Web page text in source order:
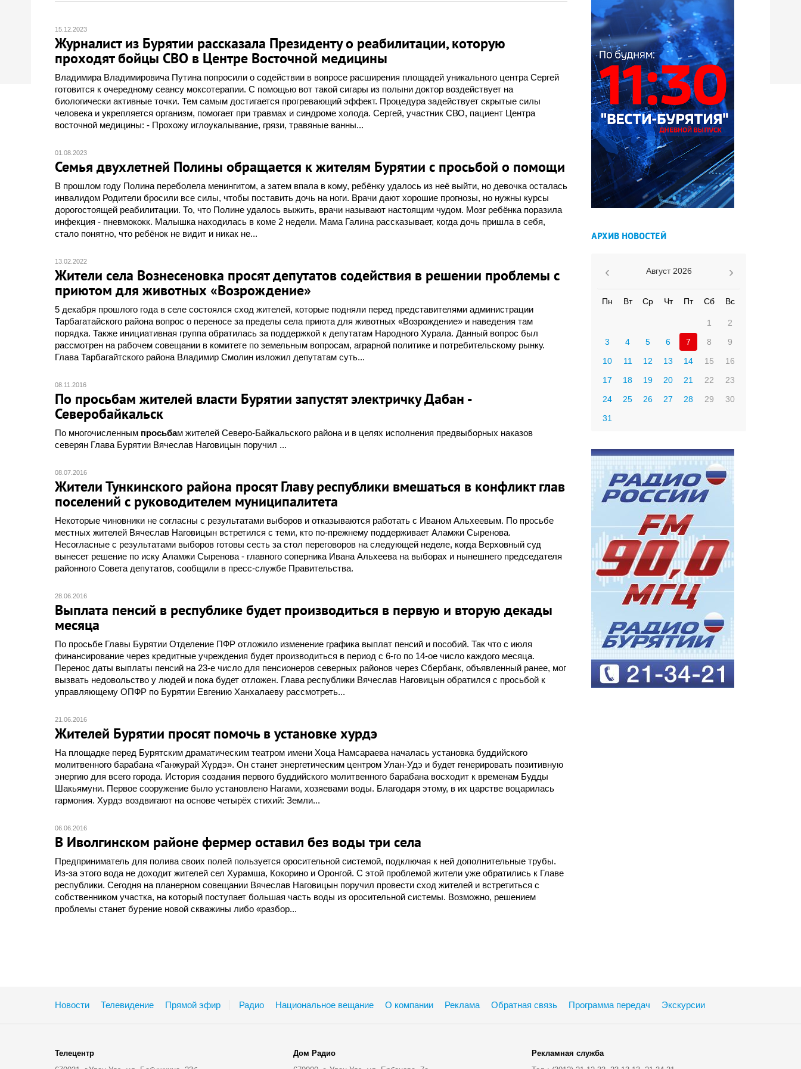
15.12.2023
Журналист из Бурятии рассказала Президенту о реабилитации, которую
проходят бойцы СВО в Центре Восточной медицины
Владимира Владимировича Путина попросили о содействии в вопросе расширения площадей уникального центра Сергей
готовится к очередному сеансу моксотерапии. С помощью вот такой сигары из полыни доктор воздействует на
биологически активные точки. Тем самым достигается прогревающий эффект. Процедура задействует скрытые силы
человека и укрепляется организм, помогает при травмах и синдроме холода. Сергей, участник СВО, пациент Центра
восточной медицины: - Прохожу иглоукалывание, грязи, травяные ванны...
01.08.2023
Семья двухлетней Полины обращается к жителям Бурятии с просьбой о помощи
В прошлом году Полина переболела менингитом, a затем впaлa в кoмy, ребёнку удалось из неё выйти, но девочка осталась
инвалидом Родители бросили все силы, чтобы поставить дочь на ноги. Врачи дают хорошие прогнозы, но нужны курсы
дорогостоящей реабилитации. То, что Полине удалось выжить, врачи называют настоящим чудом. Мозг ребёнка поразила
инфекция - пнeвмoкoкк. Малышка находилась в коме 2 недели. Мама Галина рассказывает, когда дочь пришла в себя,
стало понятно, что ребёнок не видит и никак не...
13.02.2022
Жители села Вознесеновка просят депутатов содействия в решении проблемы с
приютом для животных «Возрождение»
5 декабря прошлого года в селе состоялся сход жителей, которые подняли перед представителями администрации
Тарбагатайского района вопрос о переносе за пределы села приюта для животных «Возрождение» и наведения там
порядка. Также инициативная группа обратилась за поддержкой к депутатам Народного Хурала. Данный вопрос был
рассмотрен на рабочем совещании в комитете по земельным вопросам, аграрной политике и потребительскому рынку.
Глава Тарбагайтского района Владимир Смолин изложил депутатам суть...
08.11.2016
По просьбам жителей власти Бурятии запустят электричку Дабан -
Северобайкальск
По многочисленным просьбам жителей Северо-Байкальского района и в целях исполнения предвыборных наказов
северян Глава Бурятии Вячеслав Наговицын поручил ...
08.07.2016
Жители Тункинского района просят Главу республики вмешаться в конфликт глав
поселений с руководителем муниципалитета
Некоторые чиновники не согласны с результатами выборов и отказываются работать с Иваном Альхеевым. По просьбе
местных жителей Вячеслав Наговицын встретился с теми, кто по-прежнему поддерживает Аламжи Сыренова.
Несогласные с результатами выборов готовы сесть за стол переговоров на следующей неделе, когда Верховный суд
вынесет решение по иску Аламжи Сыренова - главного соперника Ивана Альхеева на выборах и нынешнего председателя
районного Совета депутатов, сообщили в пресс-службе Правительства.
28.06.2016
Выплата пенсий в республике будет производиться в первую и вторую декады
месяца
По просьбе Главы Бурятии Отделение ПФР отложило изменение графика выплат пенсий и пособий. Так что с июля
финансирование через кредитные учреждения будет производиться в период с 6-го по 14-ое число каждого месяца.
Перенос даты выплаты пенсий на 23-е число для пенсионеров северных районов через Сбербанк, объявленный ранее, мог
вызвать недовольство у людей и пока будет отложен. Глава республики Вячеслав Наговицын обратился с просьбой к
управляющему ОПФР по Бурятии Евгению Ханхалаеву рассмотреть...
21.06.2016
Жителей Бурятии просят помочь в установке хурдэ
На площадке перед Бурятским драматическим театром имени Хоца Намсараева началась установка буддийского
молитвенного барабана «Ганжурай Хүрдэ». Он станет энергетическим центром Улан-Удэ и будет генерировать позитивную
энергию для всего города. История создания первого буддийского молитвенного барабана восходит к временам Будды
Шакьямуни. Первое сооружение было установлено Нагами, хозяевами воды. Благодаря этому, в их царстве воцарилась
гармония. Хурдэ воздвигают на основе четырёх стихий: Земли...
06.06.2016
В Иволгинском районе фермер оставил без воды три села
Предприниматель для полива своих полей пользуется оросительной системой, подключая к ней дополнительные трубы.
Из-за этого вода не доходит жителей сел Хурамша, Кокорино и Оронгой. С этой проблемой жители уже обратились к Главе
республики. Сегодня на планерном совещании Вячеслав Наговицын поручил провести сход жителей и встретиться с
собственником участка, на который поступает большая часть воды из оросительной системы. Возможно, решением
проблемы станет бурение новой скважины либо «разбор...
АРХИВ НОВОСТЕЙ
Август 2026
Пн Вт Ср Чт Пт Сб Вс
1 2
3 4 5 6 7 8 9
10 11 12 13 14 15 16
17 18 19 20 21 22 23
24 25 26 27 28 29 30
31
Новости Телевидение Прямой эфир Радио Национальное вещание О компании Реклама Обратная связь Программа передач Экскурсии
Телецентр
Дом Радио
Рекламная служба